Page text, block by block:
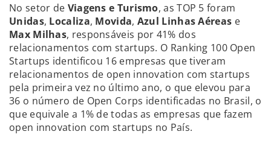
No setor de Viagens e Turismo, as TOP 5 foram
Unidas, Localiza, Movida, Azul Linhas Aéreas e
Max Milhas, responsáveis por 41% dos
relacionamentos com startups. O Ranking 100 Open
Startups identificou 16 empresas que tiveram
relacionamentos de open innovation com startups
pela primeira vez no último ano, o que elevou para
36 o número de Open Corps identificadas no Brasil, o
que equivale a 1% de todas as empresas que fazem
open innovation com startups no País.